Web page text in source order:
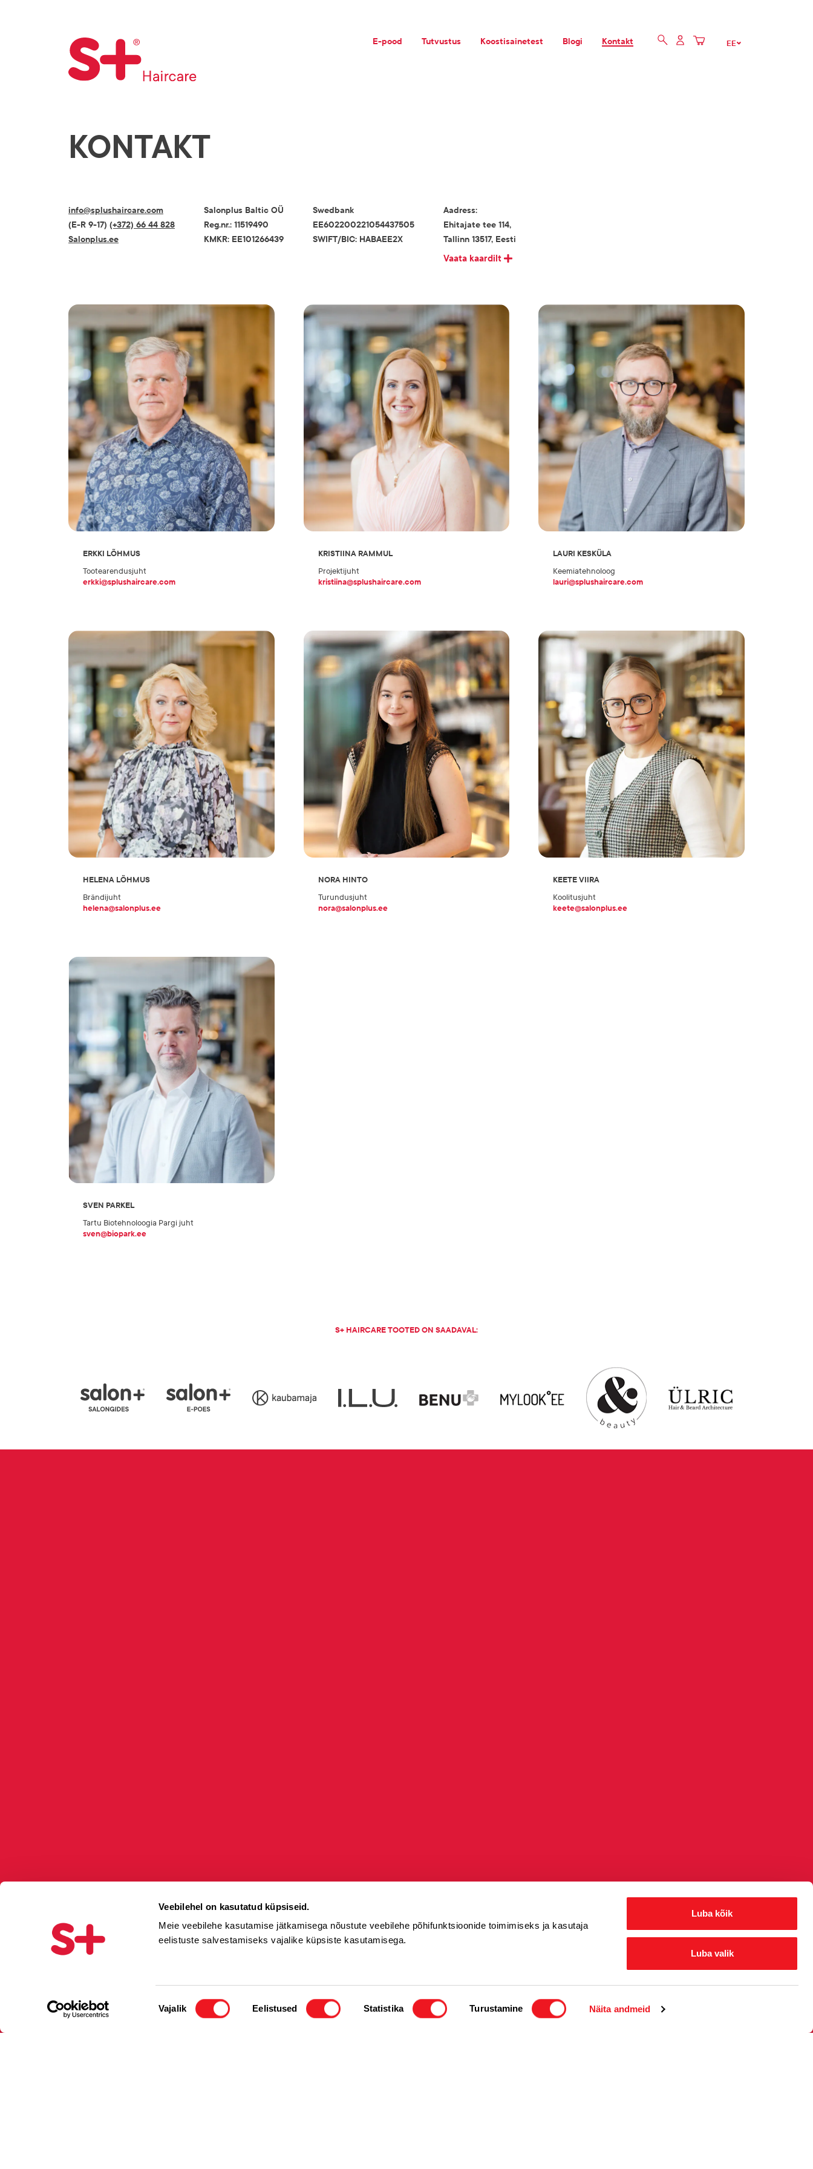
Veebilehel on kasutatud küpsiseid.
Meie veebilehe kasutamise jätkamisega nõustute veebilehe põhifunktsioonide toimimiseks ja kasutaja
eelistuste salvestamiseks vajalike küpsiste kasutamisega.
Nõusoleku
valik
Vajalik Eelistused Statistika Turustamine Näita andmeid
Luba kõik
Luba valik
E-pood Tutvustus Koostisainetest Blogi Kontakt EE
KONTAKT
info@splushaircare.com
(E-R 9-17) (+372) 66 44 828
Salonplus.ee
Salonplus Baltic OÜ
Reg.nr.: 11519490
KMKR: EE101266439
Swedbank
EE602200221054437505
SWIFT/BIC: HABAEE2X
Aadress:
Ehitajate tee 114,
Tallinn 13517, Eesti
Vaata kaardilt
ERKKI LÕHMUS
Tootearendusjuht
erkki@splushaircare.com
KRISTIINA RAMMUL
Projektijuht
kristiina@splushaircare.com
LAURI KESKÜLA
Keemiatehnoloog
lauri@splushaircare.com
HELENA LÕHMUS
Brändijuht
helena@salonplus.ee
NORA HINTO
Turundusjuht
nora@salonplus.ee
KEETE VIIRA
Koolitusjuht
keete@salonplus.ee
SVEN PARKEL
Tartu Biotehnoloogia Pargi juht
sven@biopark.ee
S+ HAIRCARE TOOTED ON SAADAVAL: